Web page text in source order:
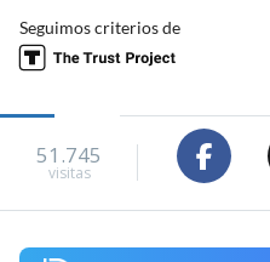
Seguimos criterios de
51.745
visitas